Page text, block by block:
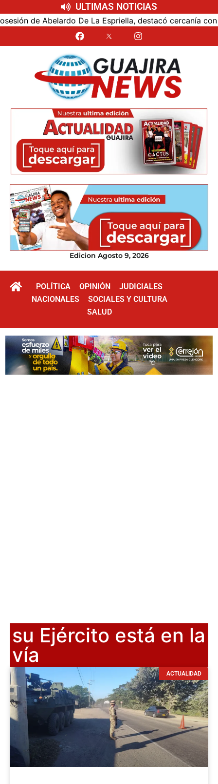
ULTIMAS NOTICIAS
de Abelardo De La Espriella, destacó cercanía con el
Edicion Agosto 9, 2026
POLÍTICA OPINIÓN
JUDICIALES
NACIONALES
SOCIALES Y CULTURA
SALUD
su Ejército está en la
vía
ACTUALIDAD